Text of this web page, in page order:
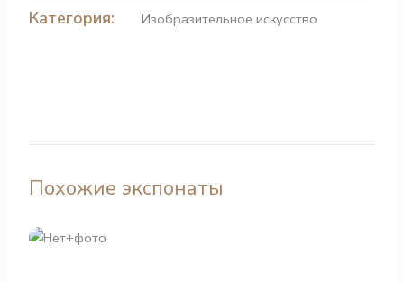
Категория: Изобразительное искусство
Похожие экспонаты